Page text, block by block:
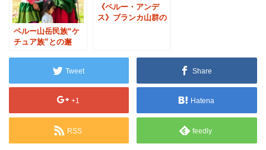
ペルー山岳民族“ケ
チュア族”との邂
《ペルー・アンデ
ス》ブランカ山群の
Tweet Share
+1 Hatena
RSS feedly